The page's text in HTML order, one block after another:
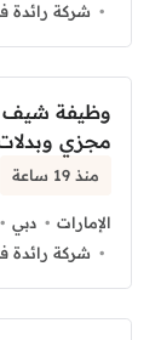
شركة رائدة
وظيفة شيف
مجزي
منذ 19 ساعة
الإمارات دبي
شركة رائدة